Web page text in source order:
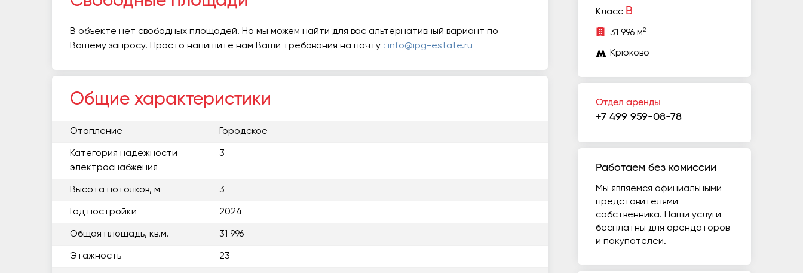
В объекте нет свободных площадей. Но мы можем найти для вас альтернативный вариант по
Вашему запросу. Просто напишите нам Ваши требования на почту : info@ipg-estate.ru
Общие характеристики
Отопление Городское
Категория надежности
электроснабжения
3
Высота потолков, м 3
Год постройки 2024
Общая площадь, кв.м. 31 996
Этажность 23
Класс B
31 996 м2
Крюково
Отдел аренды
+7 499 959-08-78
Работаем без комиссии
Мы являемся официальными
представителями
собственника. Наши услуги
бесплатны для арендаторов
и покупателей.